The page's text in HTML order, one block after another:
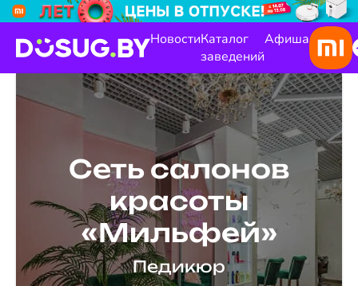
НовостиКаталог
заведений
Афиша
Сеть салонов
красоты
«Мильфей»
Педикюр